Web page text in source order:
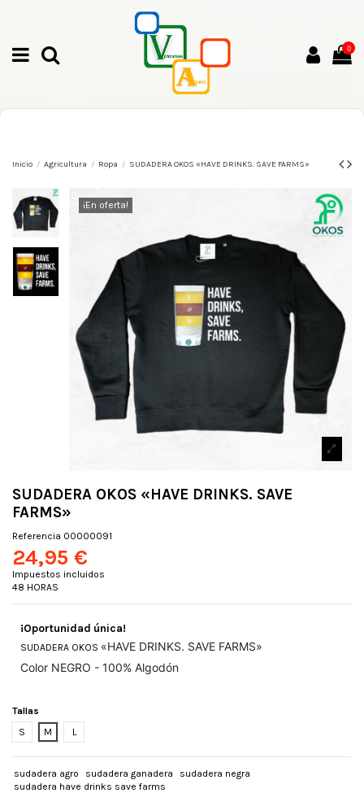
0
Inicio Agricultura Ropa SUDADERA OKOS «HAVE DRINKS. SAVE FARMS»
¡En oferta!
SUDADERA OKOS «HAVE DRINKS. SAVE
FARMS»
Referencia 00000091
24,95 €
Impuestos incluidos
48 HORAS
¡Oportunidad única!
SUDADERA OKOS «HAVE DRINKS. SAVE FARMS»
Color NEGRO - 100% Algodón
Tallas
S
M L
sudadera agro sudadera ganadera
sudadera negra
sudadera have drinks save farms